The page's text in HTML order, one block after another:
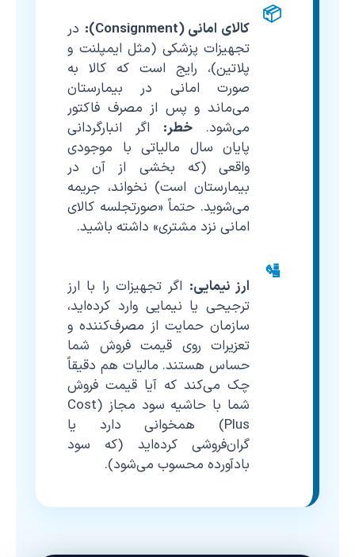
📦
کالای امانی (Consignment):
در
تجهیزات پزشکی (مثل ایمپلنت و
پلاتین)، رایج است که کالا به
صورت امانی در بیمارستان
می‌ماند و پس از مصرف فاکتور
می‌شود. خطر: اگر انبارگردانی
پایان سال مالیاتی با موجودی
واقعی (که بخشی از آن در
بیمارستان است) نخواند، جریمه
می‌شوید. حتماً «صورتجلسه کالای
امانی نزد مشتری» داشته باشید.
🛂
ارز نیمایی: اگر تجهیزات را با ارز
ترجیحی یا نیمایی وارد کرده‌اید،
سازمان حمایت از مصرف‌کننده و
تعزیرات روی قیمت فروش شما
حساس هستند. مالیات هم دقیقاً
چک می‌کند که آیا قیمت فروش
شما با حاشیه سود مجاز (Cost
Plus) همخوانی دارد یا
گران‌فروشی کرده‌اید (که سود
بادآورده محسوب می‌شود).